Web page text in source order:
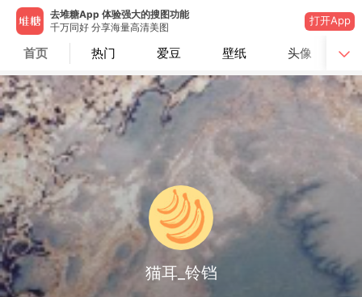
去堆糖App 体验强大的搜图功能
千万同好 分享海量高清美图
打开App
首页 热门 爱豆 壁纸 头像
猫耳_铃铛